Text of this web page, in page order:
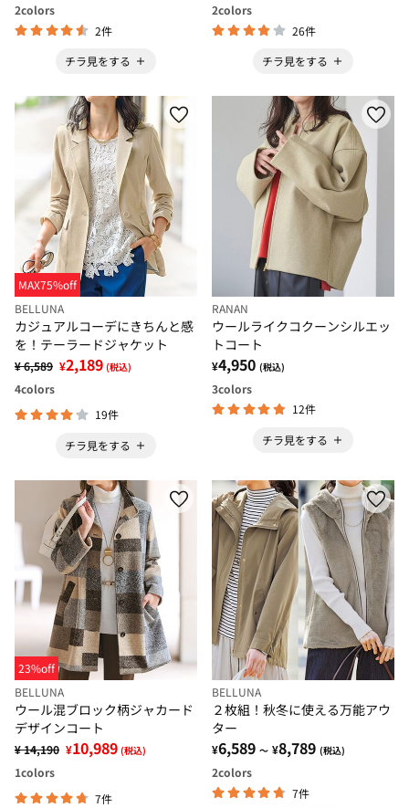
2colors
2件
チラ見をする
2colors
26件
チラ見をする
MAX75%off
BELLUNA
カジュアルコーデにきちんと感
を！テーラードジャケット
¥ 6,589 ¥2,189 (税込)
4colors
19件
チラ見をする
RANAN
ウールライクコクーンシルエッ
トコート
¥4,950 (税込)
3colors
12件
チラ見をする
23%off
BELLUNA
ウール混ブロック柄ジャカード
デザインコート
¥ 14,190 ¥10,989 (税込)
1colors
7件
BELLUNA
２枚組！秋冬に使える万能アウ
ター
¥6,589 ～ ¥8,789 (税込)
2colors
7件